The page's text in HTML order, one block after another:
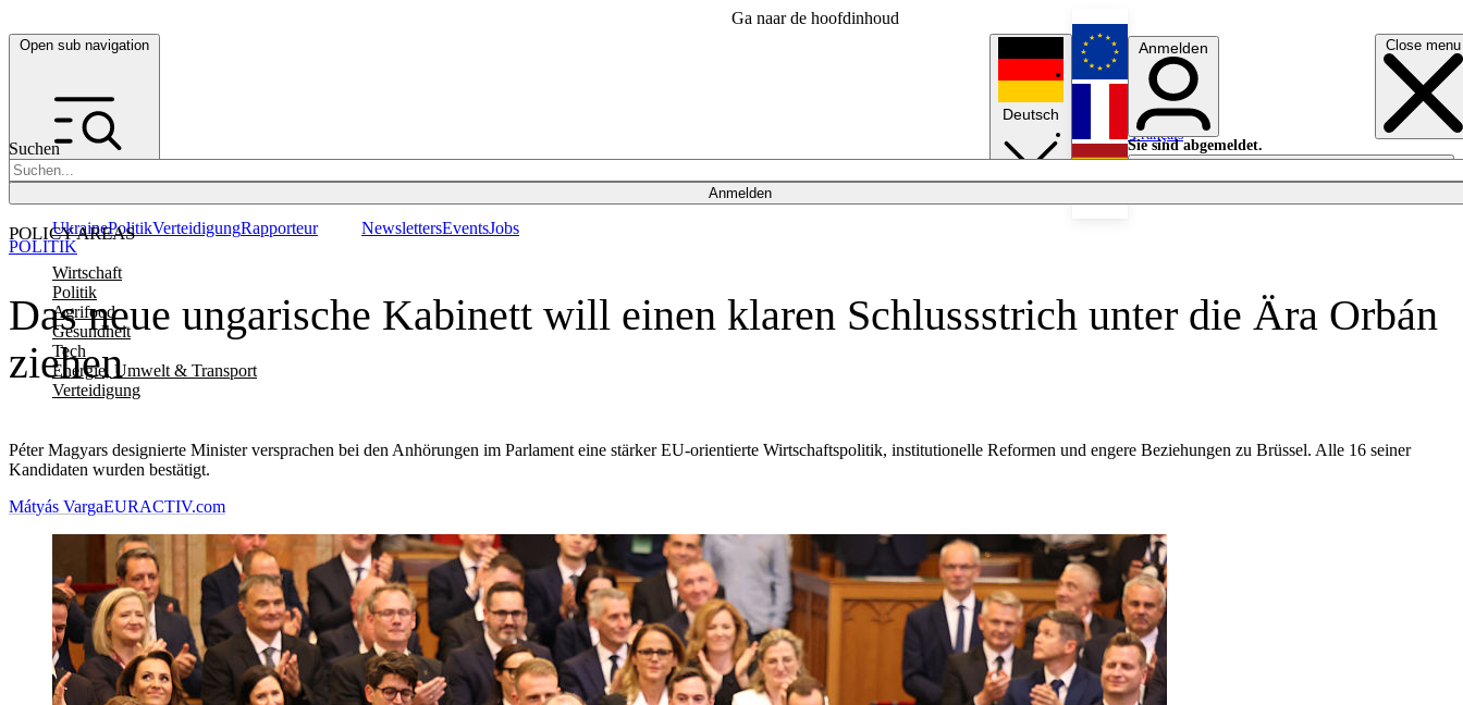
Ga naar de hoofdinhoud
Open sub navigation Close menu
Suchen
Anmelden
POLICY AREAS
Wirtschaft
Politik
Agrifood
Gesundheit
Tech
Energie, Umwelt & Transport
Verteidigung
UkrainePolitikVerteidigungRapporteur NewslettersEventsJobs
Deutsch
English
Français
Anmelden
Sie sind abgemeldet.
Anmelden
Licht aus
Das neue ungarische Kabinett will einen klaren Schlussstrich unter die Ära Orbán
ziehen
Péter Magyars designierte Minister versprachen bei den Anhörungen im Parlament eine stärker EU-orientierte Wirtschaftspolitik, institutionelle Reformen und engere Beziehungen zu Brüssel. Alle 16 seiner
Kandidaten wurden bestätigt.
POLITIK
Mátyás VargaEURACTIV.com